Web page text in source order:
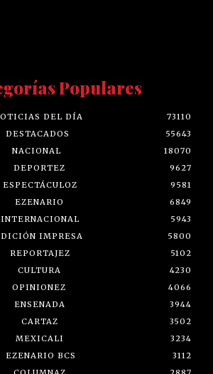
Populares
DEL DÍA
73110
DESTACADOS
55643
NACIONAL
18070
DEPORTEZ
9627
ESPECTÁCULOZ
9581
EZENARIO
6849
INTERNACIONAL
5943
IMPRESA
5800
REPORTAJEZ
5102
CULTURA
4230
OPINIONEZ
4066
ENSENADA
3944
CARTAZ
3502
MEXICALI
3234
EZENARIO BCS
3112